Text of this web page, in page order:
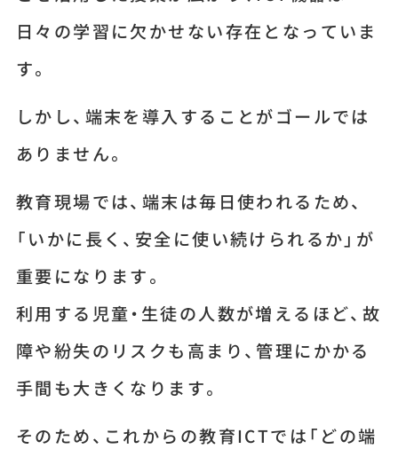
日々の学習に欠かせない存在となっていま
す。
しかし、端末を導入することがゴールでは
ありません。
教育現場では、端末は毎日使われるため、
「いかに長く、安全に使い続けられるか」が
重要になります。
利用する児童・生徒の人数が増えるほど、故
障や紛失のリスクも高まり、管理にかかる
手間も大きくなります。
そのため、これからの教育ICTでは「どの端